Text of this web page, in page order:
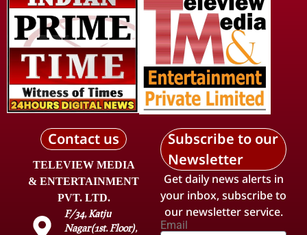
Contact us
TELEVIEW MEDIA
& ENTERTAINMENT
PVT. LTD.
F/34, Katju
Nagar(1st. Floor),
Subscribe to our
Newsletter
Get daily news alerts in
your inbox, subscribe to
our newsletter service.
Email